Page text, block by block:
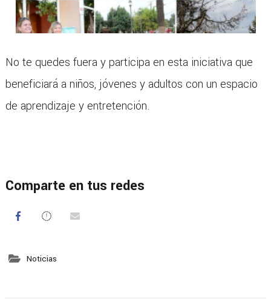
No te quedes fuera y participa en esta iniciativa que
beneficiará a niños, jóvenes y adultos con un espacio
de aprendizaje y entretención.
Comparte en tus redes
Noticias